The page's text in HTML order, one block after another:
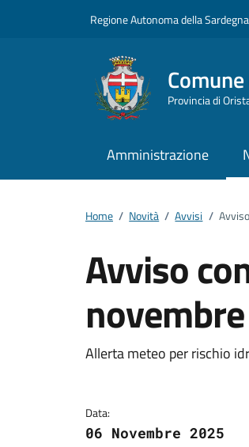
Regione Autonoma della Sardegna
Provincia di
Amministrazione
Home / Novità / Avvisi /
Avviso
Dettagli
Allerta meteo per rischio
Data:
06 Novembre 2025